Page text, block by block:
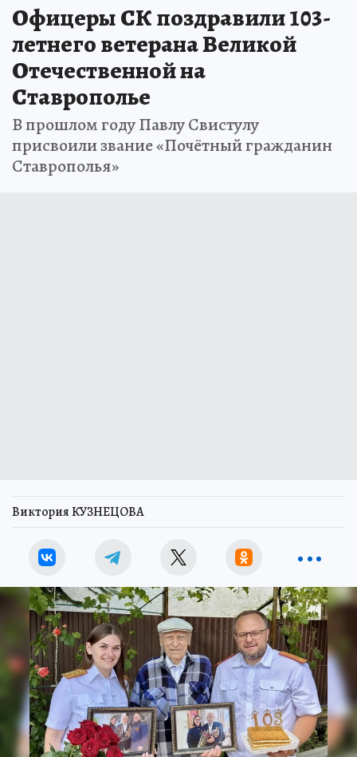
Офицеры СК поздравили 103-
летнего ветерана Великой
Отечественной на
Ставрополье
В прошлом году Павлу Свистулу
присвоили звание «Почётный гражданин
Ставрополья»
Виктория КУЗНЕЦОВА